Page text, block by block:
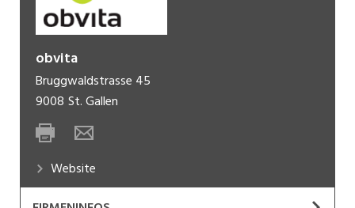
obvita
Bruggwaldstrasse 45
9008 St. Gallen
Website